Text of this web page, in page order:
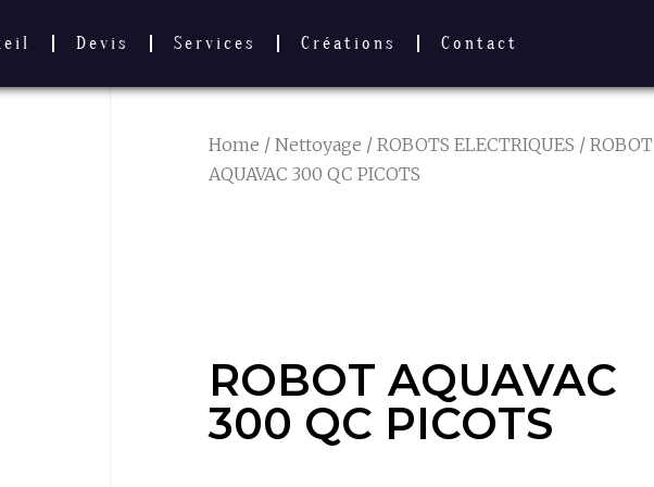
Devis Services Créations Contact
Home / Nettoyage / ROBOTS ELECTRIQUES / ROBOT
AQUAVAC 300 QC PICOTS
ROBOT AQUAVAC
300 QC PICOTS